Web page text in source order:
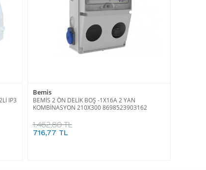
IP3
Bemis
BEMİS 2 ÖN DELİK BOŞ -1X16A 2 YAN
KOMBİNASYON 210X300 8698523903162
1.462,80 TL
716,77 TL